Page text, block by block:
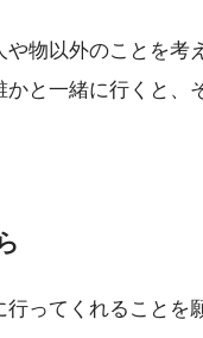
物以外のことを考
と一緒に行くと、
ってくれることを